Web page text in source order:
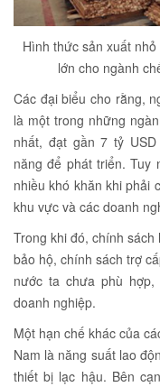
Hình thức sản xuất
lớn cho ngành
Các đại biểu cho rằng,
là một trong những
nhất, đạt gần 7 tỷ
năng để phát triển. Tuy
nhiều khó khăn khi phải
khu vực và các doanh
Trong khi đó, chính
bảo hộ, chính sách trợ
nước ta chưa phù
doanh nghiệp.
Một hạn chế khác của
Nam là năng suất lao
thiết bị lạc hậu. Bên